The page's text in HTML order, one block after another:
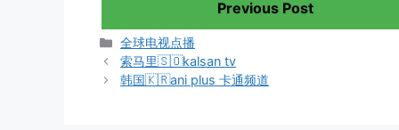
Previous Post
Categories
全球电视点播
索马里🇸🇴kalsan tv
韩国🇰🇷ani plus 卡通频道